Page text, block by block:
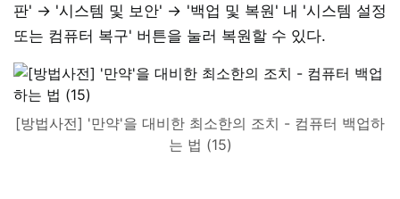
판' → '시스템 및 보안' → '백업 및 복원' 내 '시스템 설정
또는 컴퓨터 복구' 버튼을 눌러 복원할 수 있다.
[방법사전] '만약'을 대비한 최소한의 조치 - 컴퓨터 백업하
는 법 (15)